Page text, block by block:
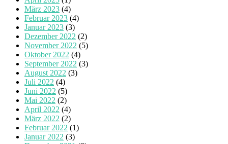
März 2023 (4)
Februar 2023 (4)
Januar 2023 (3)
Dezember 2022 (2)
November 2022 (5)
Oktober 2022 (4)
September 2022 (3)
August 2022 (3)
Juli 2022 (4)
Juni 2022 (5)
Mai 2022 (2)
April 2022 (4)
März 2022 (2)
Februar 2022 (1)
Januar 2022 (3)